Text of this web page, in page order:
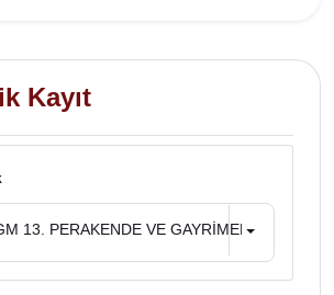
Kayıt
13. PERAKENDE VE GAYRİMENKUL